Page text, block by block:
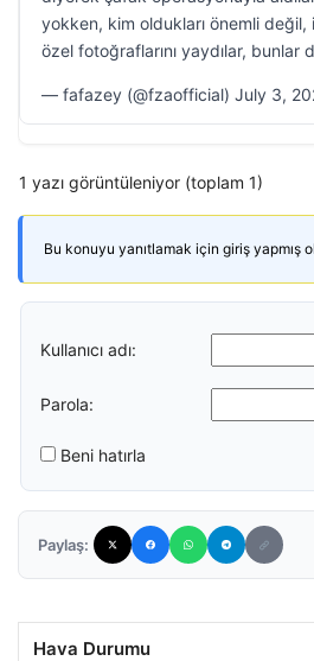
yokken, kim oldukları önemli değil,
özel fotoğraflarını yaydılar,
— fafazey (@fzaofficial) July 3,
1 yazı görüntüleniyor (toplam 1)
Bu konuyu yanıtlamak için giriş yapmış
Kullanıcı adı:
Parola:
Beni hatırla
Paylaş:
Hava Durumu